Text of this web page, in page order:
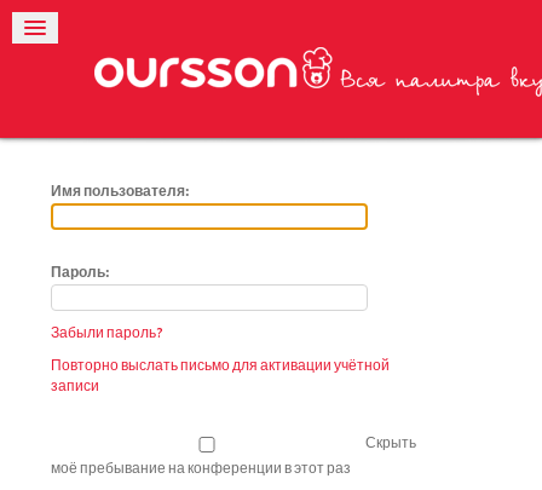
Имя пользователя:
Пароль:
Забыли пароль?
Повторно выслать письмо для активации учётной
записи
Скрыть
моё пребывание на конференции в этот раз